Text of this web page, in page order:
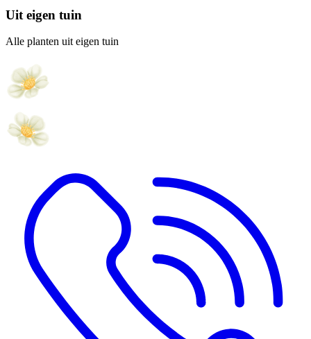
Uit eigen tuin
Alle planten uit eigen tuin